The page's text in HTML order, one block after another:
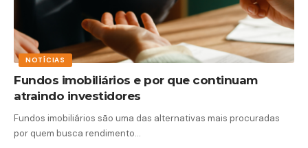
NOTÍCIAS
Fundos imobiliários e por que continuam
atraindo investidores
Fundos imobiliários são uma das alternativas mais procuradas
por quem busca rendimento…